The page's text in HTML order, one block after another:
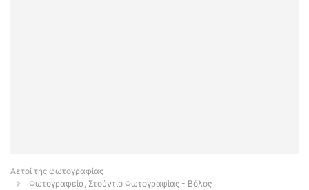
Αετοί της φωτογραφίας
Φωτογραφεία, Στούντιο Φωτογραφίας - Βόλος